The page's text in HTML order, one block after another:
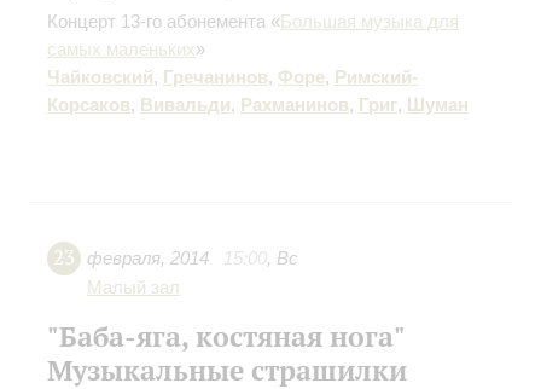
Концерт 13-го абонемента «Большая музыка для
самых маленьких»
Чайковский, Гречанинов, Форе, Римский-
Корсаков, Вивальди, Рахманинов, Григ, Шуман
23 февраля, 2014 15:00, Вс
Малый зал
"Баба-яга, костяная нога"
Музыкальные страшилки